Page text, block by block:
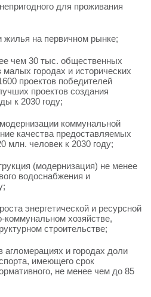
для проживания
на первичном рынке;
чем 30 тыс. общественных
городах и исторических
проектов победителей
проектов создания
к 2030 году;
коммунальной
качества предоставляемых
млн. человек к 2030 году;
(модернизация) не менее
водоснабжения и
энергетической и ресурсной
хозяйстве,
строительстве;
агломерациях и городах доли
имеющего срок
не менее чем до 85